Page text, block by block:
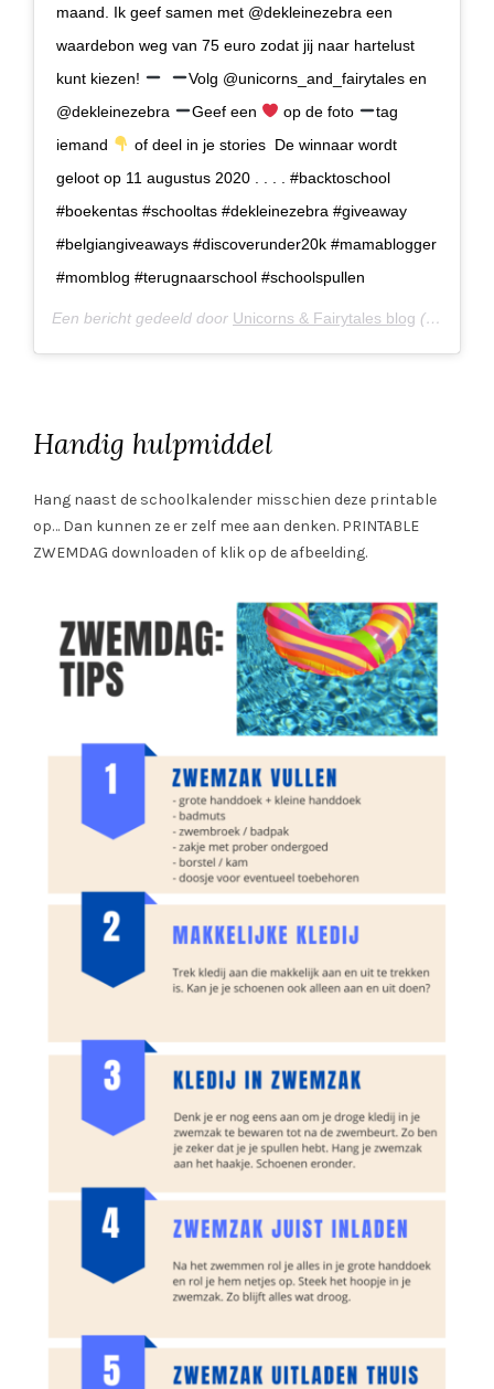
maand. Ik geef samen met @dekleinezebra een
waardebon weg van 75 euro zodat jij naar hartelust
kunt kiezen!
Volg @unicorns_and_fairytales en
@dekleinezebra
Geef een op de foto⁣⁣⁣⁣⁣
tag
iemand
of deel in je stories⁣⁣⁣⁣⁣ ⁣ De winnaar wordt
geloot op 11 augustus 2020 . . . . #backtoschool
#boekentas #schooltas #dekleinezebra #giveaway
#belgiangiveaways #discoverunder20k #mamablogger
#momblog #terugnaarschool #schoolspullen
Een bericht gedeeld door Unicorns & Fairytales blog (@unicorns_and_fairytales) op
Handig hulpmiddel
Hang naast de schoolkalender misschien deze printable
op… Dan kunnen ze er zelf mee aan denken. PRINTABLE
ZWEMDAG downloaden of klik op de afbeelding.